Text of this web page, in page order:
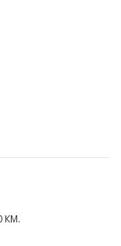
1/24
године
КМ.